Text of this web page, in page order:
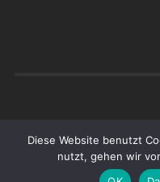
WILLKOMMEN
Diese Website benutzt
nutzt, gehen wir